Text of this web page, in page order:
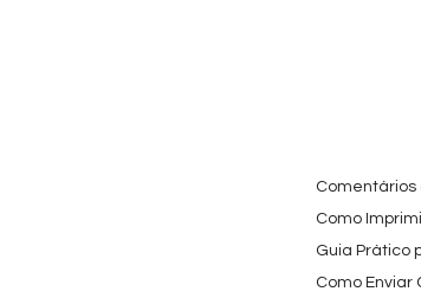
Comentários
Como
Guia Prático
Como Enviar